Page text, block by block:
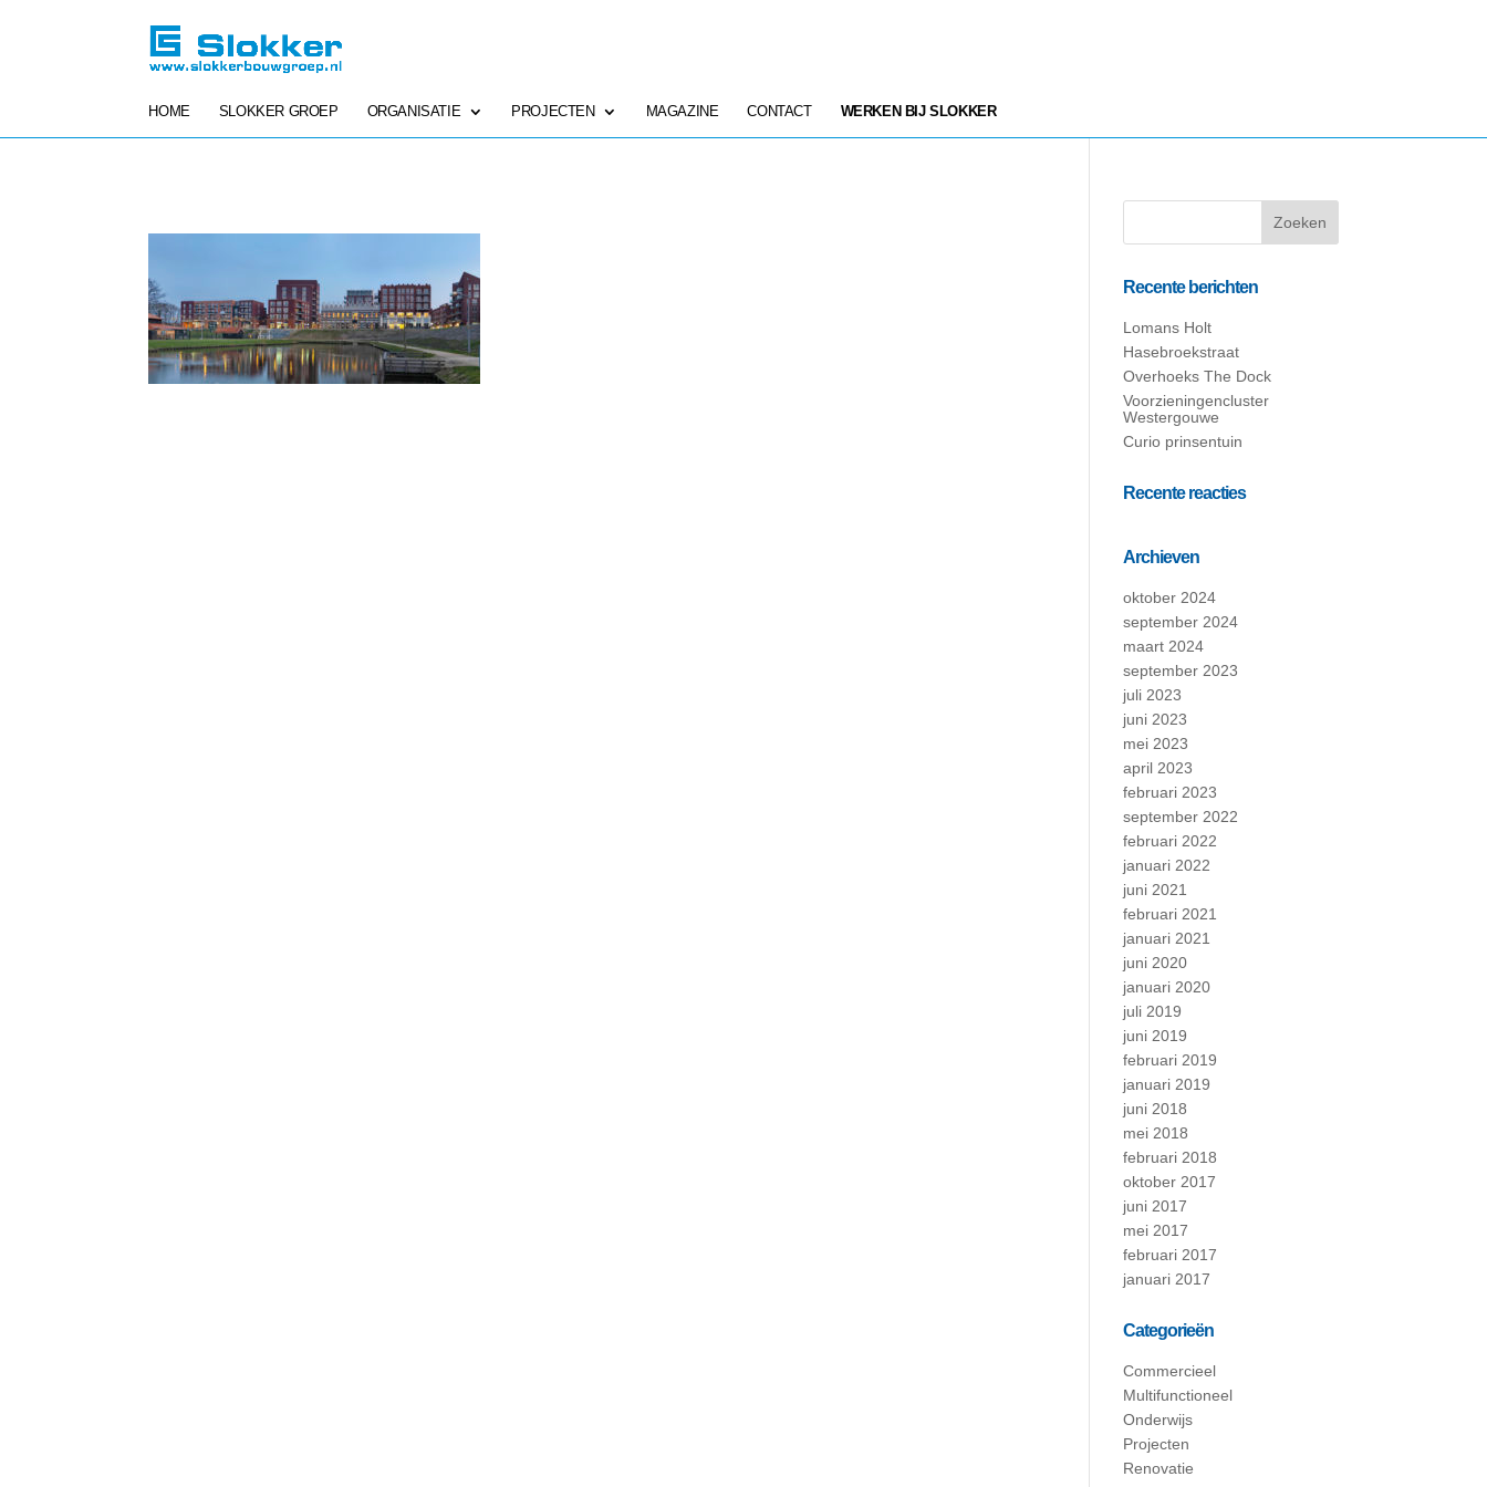
HOME SLOKKER GROEP ORGANISATIE PROJECTEN MAGAZINE CONTACT WERKEN BIJ SLOKKER
Recente berichten
Lomans Holt
Hasebroekstraat
Overhoeks The Dock
Voorzieningencluster
Westergouwe
Curio prinsentuin
Recente reacties
Archieven
oktober 2024
september 2024
maart 2024
september 2023
juli 2023
juni 2023
mei 2023
april 2023
februari 2023
september 2022
februari 2022
januari 2022
juni 2021
februari 2021
januari 2021
juni 2020
januari 2020
juli 2019
juni 2019
februari 2019
januari 2019
juni 2018
mei 2018
februari 2018
oktober 2017
juni 2017
mei 2017
februari 2017
januari 2017
Categorieën
Commercieel
Multifunctioneel
Onderwijs
Projecten
Renovatie